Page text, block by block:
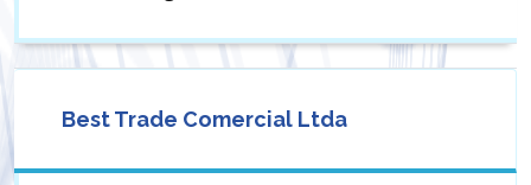
Best Trade Comercial Ltda